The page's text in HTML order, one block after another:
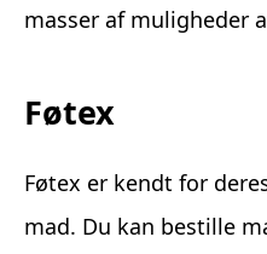
masser af muligheder
Føtex
Føtex er kendt for
mad. Du kan bestille